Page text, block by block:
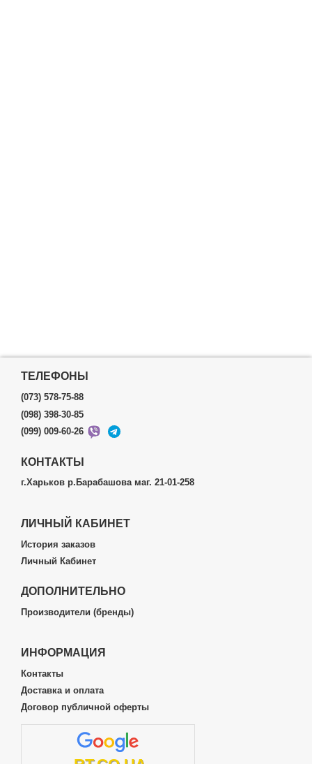
ТЕЛЕФОНЫ
(073) 578-75-88
(098) 398-30-85
(099) 009-60-26
КОНТАКТЫ
г.Харьков р.Барабашова маг. 21-01-258
ЛИЧНЫЙ КАБИНЕТ
История заказов
Личный Кабинет
ДОПОЛНИТЕЛЬНО
Производители (бренды)
ИНФОРМАЦИЯ
Контакты
Доставка и оплата
Договор публичной оферты